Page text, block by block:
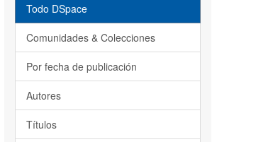
Todo DSpace
Comunidades & Colecciones
Por fecha de publicación
Autores
Títulos